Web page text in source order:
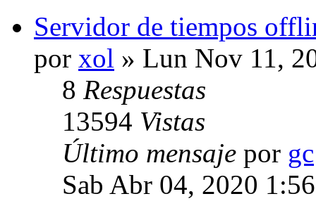
Servidor de tiempos
por xol » Lun Nov 11,
8 Respuestas
13594 Vistas
Último mensaje por gc
Sab Abr 04, 2020